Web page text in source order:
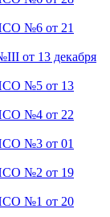
№6 от 21
от 13 декабря
№5 от 13
№4 от 22
№3 от 01
№2 от 19
№1 от 20